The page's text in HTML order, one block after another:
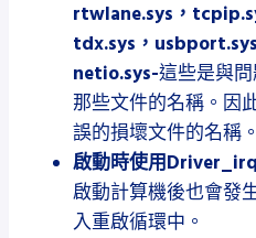
rtwlane.sys，
tdx.sys，
netio.sys-這些是與
那些文件的名稱。 因
誤的損壞文件的名稱。
啟動時使用
啟動計算機後也會發
入重啟循環中。